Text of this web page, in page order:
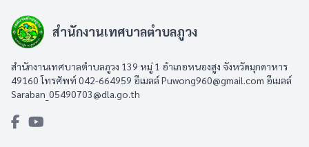
สำนักงานเทศบาลตำบลภูวง
สำนักงานเทศบาลตำบลภูวง 139 หมู่ 1 อำเภอหนองสูง จังหวัดมุกดาหาร
49160 โทรศัพท์ 042-664959 อีเมลล์Puwong960@gmail.com อีเมลล์
Saraban_05490703@dla.go.th